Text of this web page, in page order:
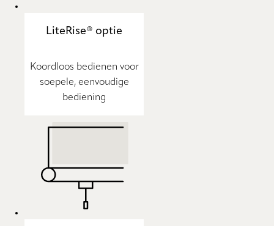
LiteRise® optie
Koordloos bedienen voor
soepele, eenvoudige
bediening